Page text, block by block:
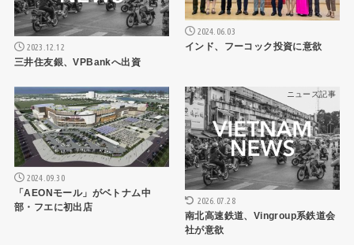
2023.12.12
三井住友銀、VPBankへ出資
2024.06.03
インド、フーコック投資に意欲
ニュース記事
2024.09.30
「AEONモール」がベトナム中
部・フエに初出店
ニュース記事
2026.07.28
南北高速鉄道、Vingroup系鉄道会
社が意欲